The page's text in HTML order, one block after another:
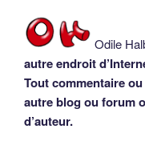
Odile
autre endroit
Tout commentaire
autre blog ou forum
d’auteur.